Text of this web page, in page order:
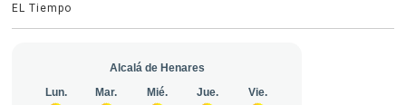
EL Tiempo